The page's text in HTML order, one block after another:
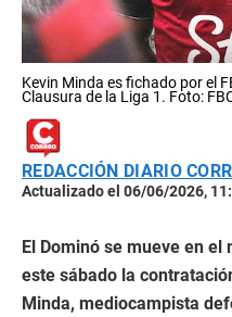
Kevin Minda es fichado por el
Clausura de la Liga 1. Foto:
REDACCIÓN DIARIO
Actualizado el 06/06/2026,
El Dominó se mueve en
este sábado la
Minda, mediocampista